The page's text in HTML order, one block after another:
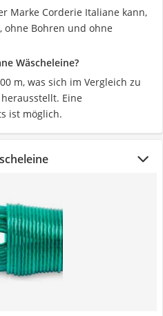
Marke Corderie Italiane kann,
ohne Bohren und ohne
Wäscheleine?
m, was sich im Vergleich zu
Eine
ist möglich.